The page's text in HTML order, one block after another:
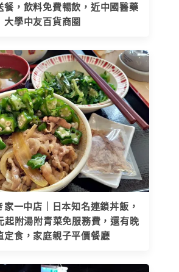
餐，飲料免費暢飲，近中國醫藥
大學中友百貨商圈
一中店｜日本知名連鎖丼飯，
起附湯附青菜免服務費，還有晚
定食，家庭親子平價餐廳